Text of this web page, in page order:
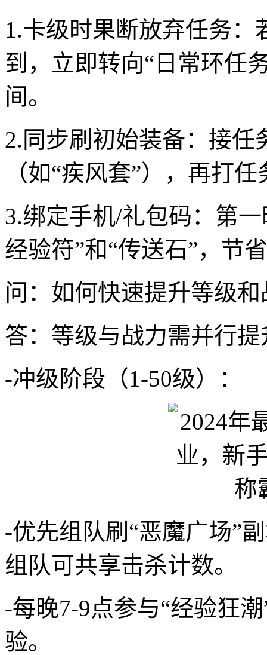
1.卡级时果断放弃任务
到，立即转向“日常环任
间。
2.同步刷初始装备：接
（如“疾风套”），再打
3.绑定手机/礼包码：第
经验符”和“传送石”，节
问：如何快速提升等级
答：等级与战力需并行
-冲级阶段（1-50级）：
-优先组队刷“恶魔广场”
组队可共享击杀计数。
-每晚7-9点参与“经验狂
验。